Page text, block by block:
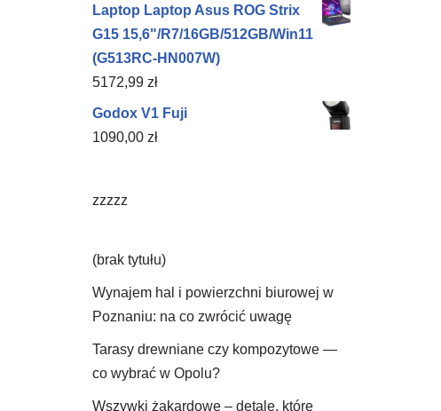
Laptop Laptop Asus ROG Strix
G15 15,6"/R7/16GB/512GB/Win11
(G513RC-HN007W)
5172,99 zł
Godox V1 Fuji
1090,00 zł
zzzzz
(brak tytułu)
Wynajem hal i powierzchni biurowej w
Poznaniu: na co zwrócić uwagę
Tarasy drewniane czy kompozytowe —
co wybrać w Opolu?
Wszywki żakardowe – detale, które